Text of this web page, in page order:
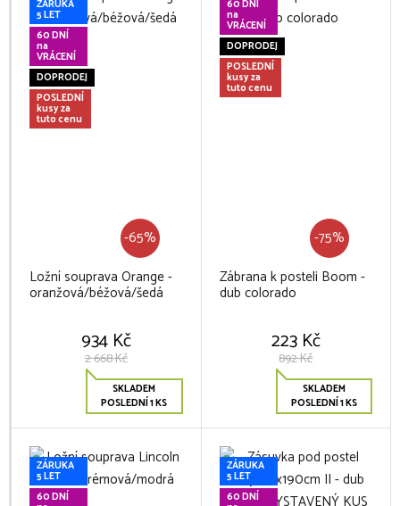
ZÁRUKA
5 LET
60 DNÍ
na
VRÁCENÍ
DOPRODEJ
POSLEDNÍ
kusy za
tuto cenu
-65%
Ložní souprava Orange -
oranžová/béžová/šedá
934 Kč
2 668 Kč
SKLADEM
POSLEDNÍ 1 KS
60 DNÍ
na
VRÁCENÍ
DOPRODEJ
POSLEDNÍ
kusy za
tuto cenu
-75%
Zábrana k posteli Boom -
dub colorado
223 Kč
892 Kč
SKLADEM
POSLEDNÍ 1 KS
ZÁRUKA
5 LET
60 DNÍ
ZÁRUKA
5 LET
60 DNÍ